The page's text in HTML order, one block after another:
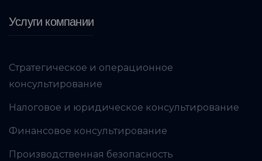
Услуги компании
Стратегическое и операционное
консультирование
Налоговое и юридическое консультирование
Финансовое консультирование
Производственная безопасность